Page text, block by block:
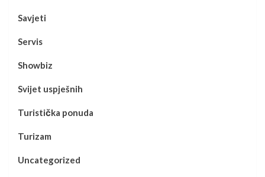
Savjeti
Servis
Showbiz
Svijet uspješnih
Turistička ponuda
Turizam
Uncategorized